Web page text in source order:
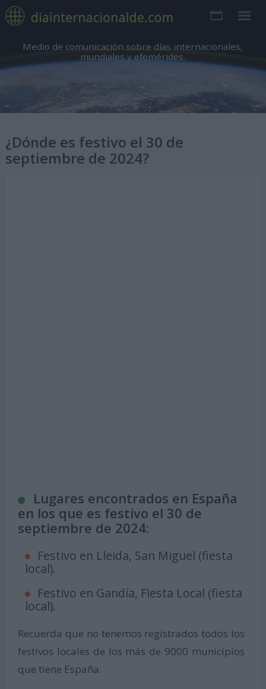
Medio de comunicación sobre días internacionales,
mundiales y efemérides.
¿Dónde es festivo el 30 de
septiembre de 2024?
Lugares encontrados en España
en los que es festivo el 30 de
septiembre de 2024:
Festivo en Lleida, San Miguel (fiesta
local).
Festivo en Gandía, Fiesta Local (fiesta
local).
Recuerda que no tenemos registrados todos los
festivos locales de los más de 9000 municipios
que tiene España.